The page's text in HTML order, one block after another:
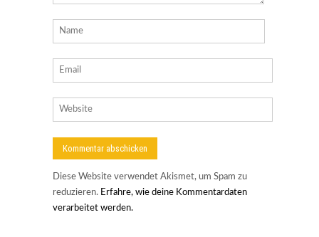
Diese Website verwendet Akismet, um Spam zu
reduzieren. Erfahre, wie deine Kommentardaten
verarbeitet werden.